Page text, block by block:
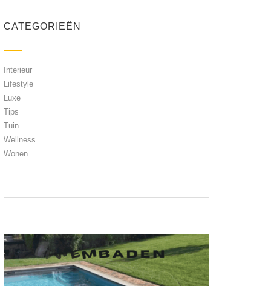
CATEGORIEËN
Interieur
Lifestyle
Luxe
Tips
Tuin
Wellness
Wonen